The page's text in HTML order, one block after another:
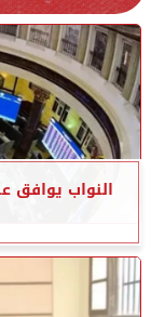
النواب يوافق